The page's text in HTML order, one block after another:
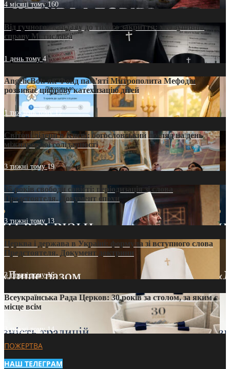
4 місяці тому160
Від гучного скандалу до тихого закриття: хто зупинив
справу Мстислава
1 день тому4
AngelicBot: як Фонд пам’яті Митрополита Мефодія
розвиває цифрову катехизацію дітей
1 тиждень тому12
Світові лідери в Києві: богословський погляд на день
міжнародної солідарності
3 тижні тому19
35 років свободи совісті: періодизація зі слова
Предстоятеля. Документ епохи
3 тижні тому 13
Церква і держава в Україні: формула зі вступного слова
Предстоятеля. Документ доктрини
3 тижні тому16
Всеукраїнська Рада Церков: 30 років за столом, за яким є
місце всім
3 тижні тому14
ПОЖЕРТВА
НАШ ТЕЛЕГРАМ